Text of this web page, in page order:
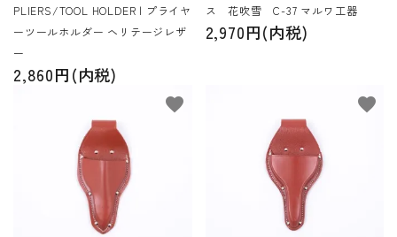
PLIERS/TOOL HOLDER | プライヤ
ーツールホルダー ヘリテージレザ
ー
2,860円(内税)
ス 花吹雪 C-37 マルワ工器
2,970円(内税)
favorite favorite